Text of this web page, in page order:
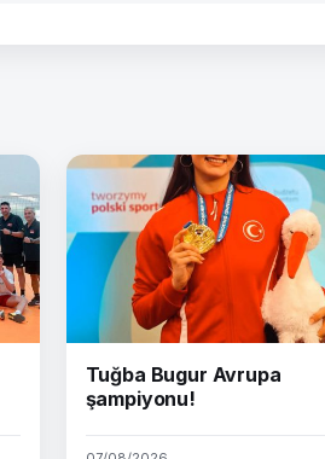
Tuğba Bugur Avrupa
şampiyonu!